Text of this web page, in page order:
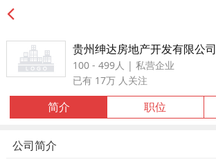
贵州绅达房地产开发有限公司
100 - 499人 | 私营企业
已有 17万人关注
简介 职位
公司简介